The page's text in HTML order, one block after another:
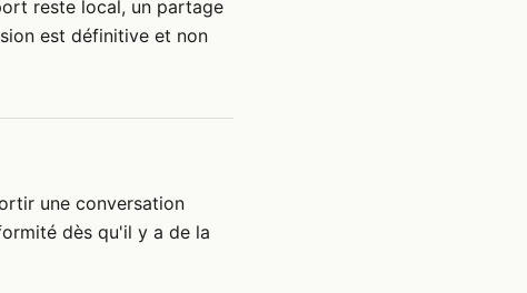
reste local, un partage
est définitive et non
une conversation
dès qu'il y a de la